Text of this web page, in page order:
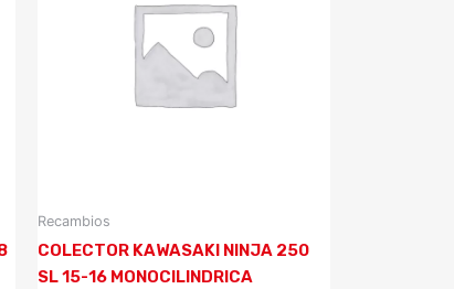
Recambios
COLECTOR KAWASAKI NINJA 250
SL 15-16 MONOCILINDRICA